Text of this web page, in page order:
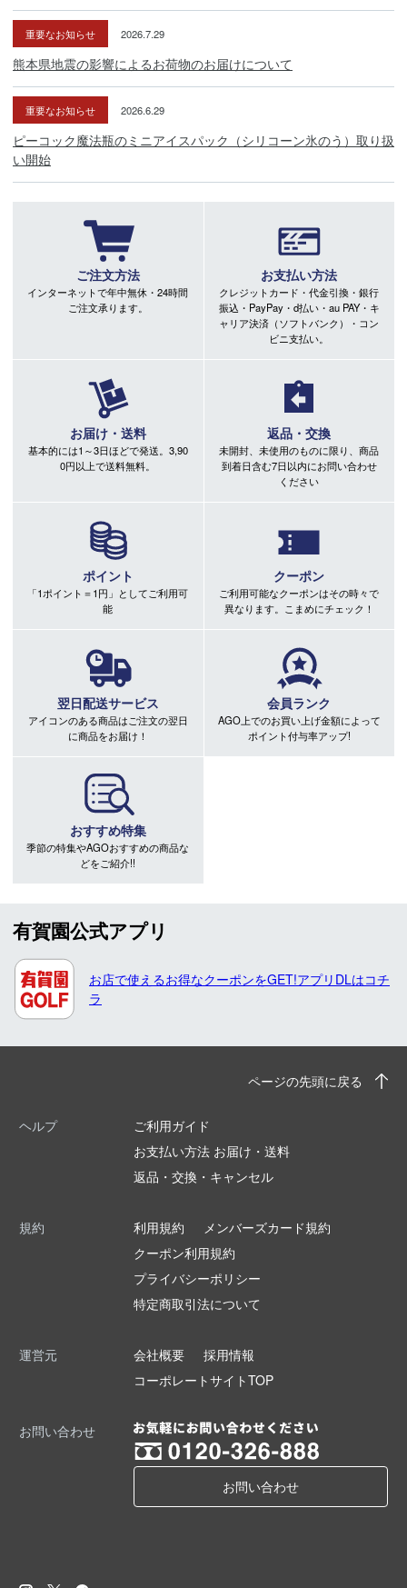
重要なお知らせ 2026.7.29
熊本県地震の影響によるお荷物のお届けについて
重要なお知らせ 2026.6.29
ピーコック魔法瓶のミニアイスパック（シリコーン氷のう）取り扱
い開始
ご注文方法
インターネットで年中無休・24時間
ご注文承ります。
お支払い方法
クレジットカード・代金引換・銀行
振込・PayPay・d払い・au PAY・キ
ャリア決済（ソフトバンク）・コン
ビニ支払い。
お届け・送料
基本的には1～3日ほどで発送。3,90
0円以上で送料無料。
返品・交換
未開封、未使用のものに限り、商品
到着日含む7日以内にお問い合わせ
ください
ポイント
「1ポイント＝1円」としてご利用可
能
クーポン
ご利用可能なクーポンはその時々で
異なります。こまめにチェック！
翌日配送サービス
アイコンのある商品はご注文の翌日
に商品をお届け！
会員ランク
AGO上でのお買い上げ金額によって
ポイント付与率アップ!
おすすめ特集
季節の特集やAGOおすすめの商品な
どをご紹介!!
有賀園公式アプリ
お店で使えるお得なクーポンをGET!アプリDLはコチ
ラ
ページの先頭に戻る
ヘルプ
ご利用ガイド
お支払い方法 お届け・送料
返品・交換・キャンセル
規約 利用規約
メンバーズカード規約
クーポン利用規約
プライバシーポリシー
特定商取引法について
運営元 会社概要
採用情報
コーポレートサイトTOP
お問い合わせ
お問い合わせ